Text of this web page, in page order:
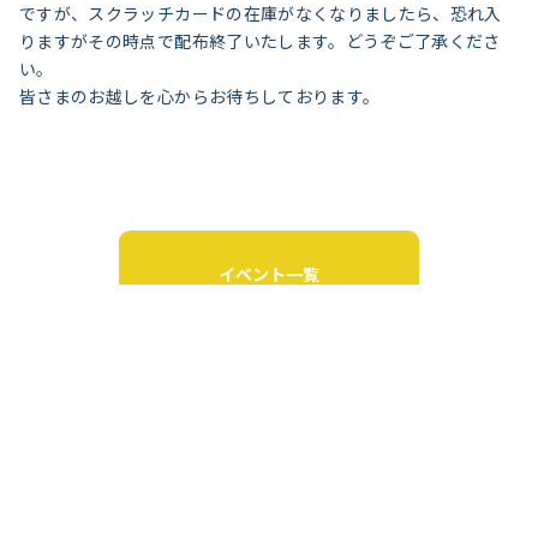
ですが、スクラッチカードの在庫がなくなりましたら、恐れ入
りますがその時点で配布終了いたします。どうぞご了承くださ
い。
皆さまのお越しを心からお待ちしております。
イベント一覧